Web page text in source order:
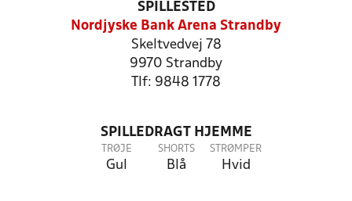
SPILLESTED
Nordjyske Bank Arena Strandby
Skeltvedvej 78
9970 Strandby
Tlf: 9848 1778
SPILLEDRAGT HJEMME
TRØJE
Gul
SHORTS
Blå
STRØMPER
Hvid